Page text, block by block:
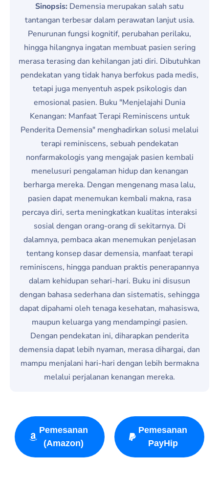
Sinopsis: Demensia merupakan salah satu
tantangan terbesar dalam perawatan lanjut usia.
Penurunan fungsi kognitif, perubahan perilaku,
hingga hilangnya ingatan membuat pasien sering
merasa terasing dan kehilangan jati diri. Dibutuhkan
pendekatan yang tidak hanya berfokus pada medis,
tetapi juga menyentuh aspek psikologis dan
emosional pasien. Buku "Menjelajahi Dunia
Kenangan: Manfaat Terapi Reminiscens untuk
Penderita Demensia" menghadirkan solusi melalui
terapi reminiscens, sebuah pendekatan
nonfarmakologis yang mengajak pasien kembali
menelusuri pengalaman hidup dan kenangan
berharga mereka. Dengan mengenang masa lalu,
pasien dapat menemukan kembali makna, rasa
percaya diri, serta meningkatkan kualitas interaksi
sosial dengan orang-orang di sekitarnya. Di
dalamnya, pembaca akan menemukan penjelasan
tentang konsep dasar demensia, manfaat terapi
reminiscens, hingga panduan praktis penerapannya
dalam kehidupan sehari-hari. Buku ini disusun
dengan bahasa sederhana dan sistematis, sehingga
dapat dipahami oleh tenaga kesehatan, mahasiswa,
maupun keluarga yang mendampingi pasien.
Dengan pendekatan ini, diharapkan penderita
demensia dapat lebih nyaman, merasa dihargai, dan
mampu menjalani hari-hari dengan lebih bermakna
melalui perjalanan kenangan mereka.
Pemesanan
(Amazon)
Pemesanan
PayHip